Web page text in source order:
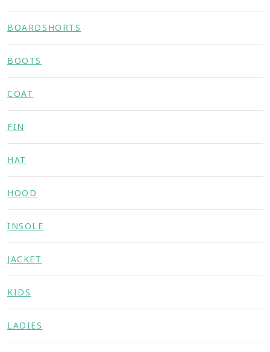
BOARDSHORTS
BOOTS
COAT
FIN
HAT
HOOD
INSOLE
JACKET
KIDS
LADIES